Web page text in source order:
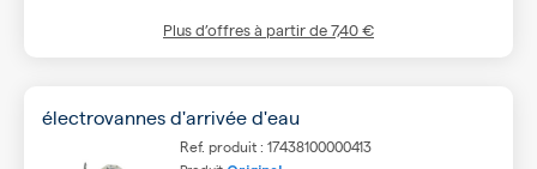
Plus d’offres à partir de7,40 €
électrovannes d'arrivée d'eau
Ref. produit : 17438100000413